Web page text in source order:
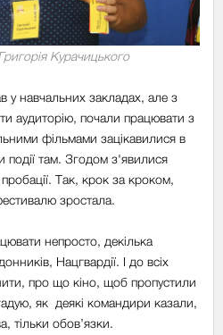
Курачицького
у навчальних закладах, але з
аудиторію, почали працювати з
фільмами зацікавилися в
події там. Згодом з'явилися
Так, крок за кроком,
зростала.
непросто, декілька
Нацгвардії. І до всіх
про що кіно, щоб пропустили
як деякі командири казали,
тільки обов’язки.